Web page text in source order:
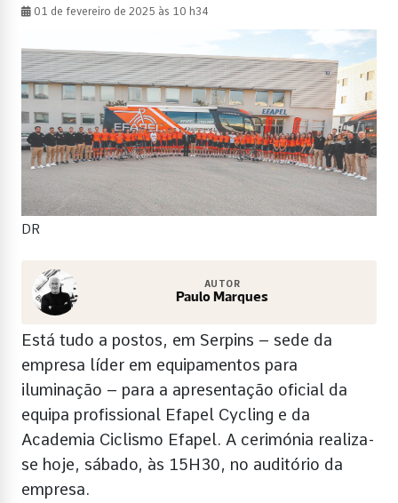
01 de fevereiro de 2025 às 10 h34
DR
AUTOR
Paulo Marques
Está tudo a postos, em Serpins – sede da
empresa líder em equipamentos para
iluminação – para a apresentação oficial da
equipa profissional Efapel Cycling e da
Academia Ciclismo Efapel. A cerimónia realiza-
se hoje, sábado, às 15H30, no auditório da
empresa.